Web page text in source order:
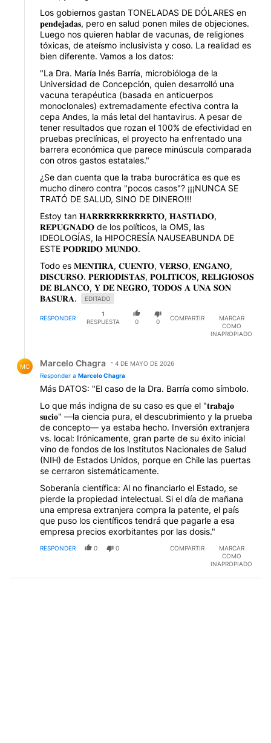
Los gobiernos gastan TONELADAS DE DÓLARES en
𝐩𝐞𝐧𝐝𝐞𝐣𝐚𝐝𝐚𝐬, pero en salud ponen miles de objeciones.
Luego nos quieren hablar de vacunas, de religiones
tóxicas, de ateísmo inclusivista y coso. La realidad es
bien diferente. Vamos a los datos:
"La Dra. María Inés Barría, microbióloga de la
Universidad de Concepción, quien desarrolló una
vacuna terapéutica (basada en anticuerpos
monoclonales) extremadamente efectiva contra la
cepa Andes, la más letal del hantavirus. A pesar de
tener resultados que rozan el 100% de efectividad en
pruebas preclínicas, el proyecto ha enfrentado una
barrera económica que parece minúscula comparada
con otros gastos estatales."
¿Se dan cuenta que la traba burocrática es que es
mucho dinero contra "pocos casos"? ¡¡¡NUNCA SE
TRATÓ DE SALUD, SINO DE DINERO!!!
Estoy tan 𝐇𝐀𝐑𝐑𝐑𝐑𝐑𝐑𝐑𝐑𝐑𝐑𝐓𝐎, 𝐇𝐀𝐒𝐓𝐈𝐀𝐃𝐎,
𝐑𝐄𝐏𝐔𝐆𝐍𝐀𝐃𝐎 de los políticos, la OMS, las
IDEOLOGÍAS, la HIPOCRESÍA NAUSEABUNDA DE
ESTE 𝐏𝐎𝐃𝐑𝐈𝐃𝐎 𝐌𝐔𝐍𝐃𝐎.
Todo es 𝐌𝐄𝐍𝐓𝐈𝐑𝐀, 𝐂𝐔𝐄𝐍𝐓𝐎, 𝐕𝐄𝐑𝐒𝐎, 𝐄𝐍𝐆𝐀𝐍̃𝐎,
𝐃𝐈𝐒𝐂𝐔𝐑𝐒𝐎. 𝐏𝐄𝐑𝐈𝐎𝐃𝐈𝐒𝐓𝐀𝐒, 𝐏𝐎𝐋𝐈́𝐓𝐈𝐂𝐎𝐒, 𝐑𝐄𝐋𝐈𝐆𝐈𝐎𝐒𝐎𝐒
𝐃𝐄 𝐁𝐋𝐀𝐍𝐂𝐎, 𝐘 𝐃𝐄 𝐍𝐄𝐆𝐑𝐎, 𝐓𝐎𝐃𝐎𝐒 𝐀 𝐔𝐍𝐀 𝐒𝐎𝐍
𝐁𝐀𝐒𝐔𝐑𝐀.
EDITADO
RESPONDER
1
RESPUESTA
0 0
COMPARTIR
MARCAR
COMO
INAPROPIADO
MC Marcelo Chagra
4 DE MAYO DE 2026
Responder a Marcelo Chagra
Más DATOS: "El caso de la Dra. Barría como símbolo.
Lo que más indigna de su caso es que el "𝐭𝐫𝐚𝐛𝐚𝐣𝐨
𝐬𝐮𝐜𝐢𝐨" —la ciencia pura, el descubrimiento y la prueba
de concepto— ya estaba hecho. Inversión extranjera
vs. local: Irónicamente, gran parte de su éxito inicial
vino de fondos de los Institutos Nacionales de Salud
(NIH) de Estados Unidos, porque en Chile las puertas
se cerraron sistemáticamente.
Soberanía científica: Al no financiarlo el Estado, se
pierde la propiedad intelectual. Si el día de mañana
una empresa extranjera compra la patente, el país
que puso los científicos tendrá que pagarle a esa
empresa precios exorbitantes por las dosis."
RESPONDER 0 0 COMPARTIR
MARCAR
COMO
INAPROPIADO